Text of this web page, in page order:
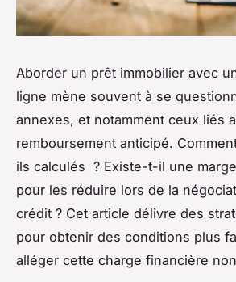
Aborder un prêt immobilier avec
ligne mène souvent à se
annexes, et notamment ceux liés
remboursement anticipé.
ils calculés ? Existe-t-il une
pour les réduire lors de la
crédit ? Cet article délivre des
pour obtenir des conditions plus
alléger cette charge financière